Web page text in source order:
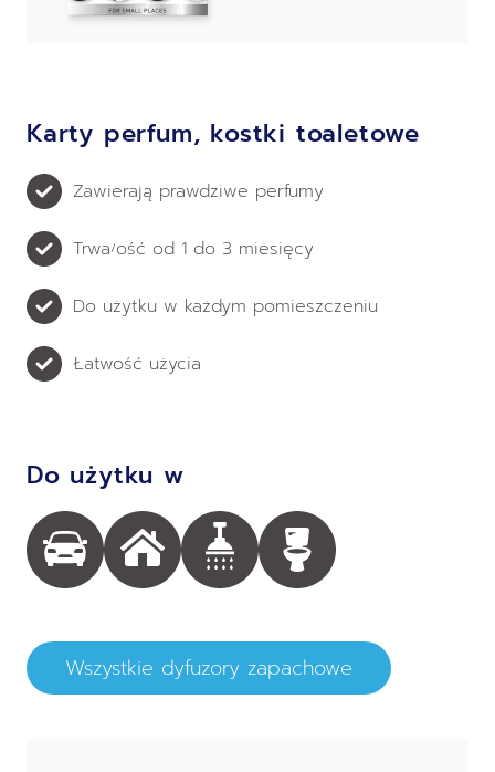
Karty perfum, kostki toaletowe
Zawierają prawdziwe perfumy
Trwałość od 1 do 3 miesięcy
Do użytku w każdym pomieszczeniu
Łatwość użycia
Do użytku w
Wszystkie dyfuzory zapachowe